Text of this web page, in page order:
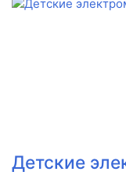
Детские